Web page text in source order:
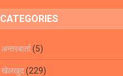
CATEGORIES
अन्तरबार्ता(5)
खेलखुद(229)